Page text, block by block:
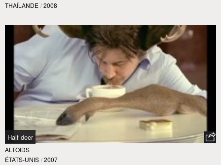
THAÏLANDE / 2008
Half deer
ALTOIDS
ÉTATS-UNIS / 2007